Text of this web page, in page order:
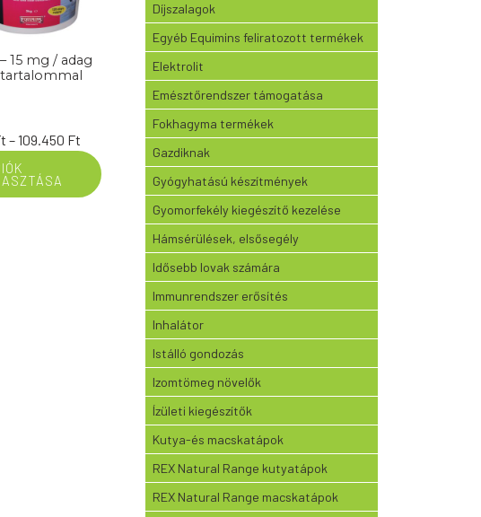
15 mg / adag
–109.450 Ft Ártartomány:
7.950 Ft
109.450 Ft
Díjszalagok
Egyéb Equimins feliratozott termékek
Elektrolit
Emésztőrendszer támogatása
Fokhagyma termékek
Gazdiknak
Gyógyhatású készítmények
Gyomorfekély kiegészítő kezelése
Hámsérülések, elsősegély
Idősebb lovak számára
Immunrendszer erősítés
Inhalátor
Istálló gondozás
Izomtömeg növelők
Ízületi kiegészítők
Kutya-és macskatápok
REX Natural Range kutyatápok
REX Natural Range macskatápok